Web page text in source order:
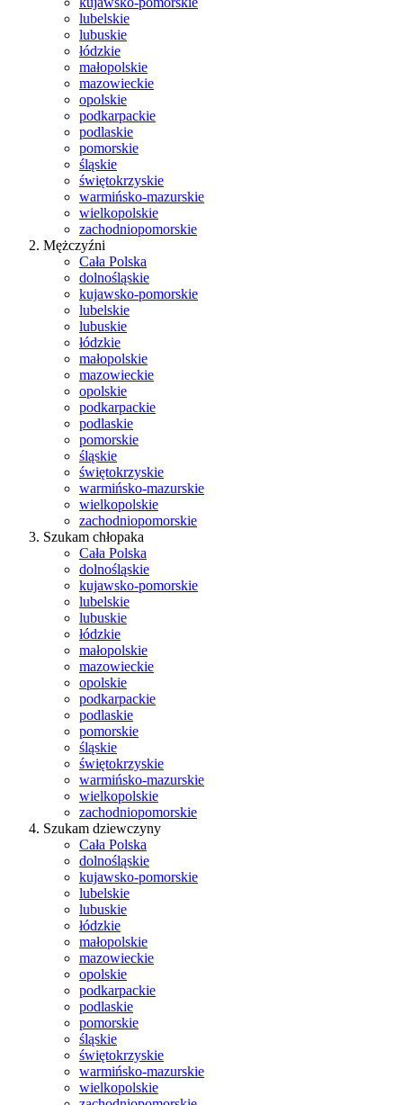
lubelskie
lubuskie
łódzkie
małopolskie
mazowieckie
opolskie
podkarpackie
podlaskie
pomorskie
śląskie
świętokrzyskie
warmińsko-mazurskie
wielkopolskie
zachodniopomorskie
Mężczyźni
Cała Polska
dolnośląskie
kujawsko-pomorskie
lubelskie
lubuskie
łódzkie
małopolskie
mazowieckie
opolskie
podkarpackie
podlaskie
pomorskie
śląskie
świętokrzyskie
warmińsko-mazurskie
wielkopolskie
zachodniopomorskie
Szukam chłopaka
Cała Polska
dolnośląskie
kujawsko-pomorskie
lubelskie
lubuskie
łódzkie
małopolskie
mazowieckie
opolskie
podkarpackie
podlaskie
pomorskie
śląskie
świętokrzyskie
warmińsko-mazurskie
wielkopolskie
zachodniopomorskie
Szukam dziewczyny
Cała Polska
dolnośląskie
kujawsko-pomorskie
lubelskie
lubuskie
łódzkie
małopolskie
mazowieckie
opolskie
podkarpackie
podlaskie
pomorskie
śląskie
świętokrzyskie
warmińsko-mazurskie
wielkopolskie